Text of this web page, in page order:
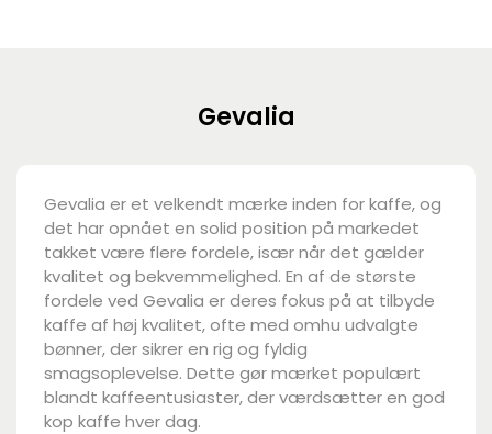
Gevalia
Gevalia er et velkendt mærke inden for kaffe, og
det har opnået en solid position på markedet
takket være flere fordele, især når det gælder
kvalitet og bekvemmelighed. En af de største
fordele ved Gevalia er deres fokus på at tilbyde
kaffe af høj kvalitet, ofte med omhu udvalgte
bønner, der sikrer en rig og fyldig
smagsoplevelse. Dette gør mærket populært
blandt kaffeentusiaster, der værdsætter en god
kop kaffe hver dag.